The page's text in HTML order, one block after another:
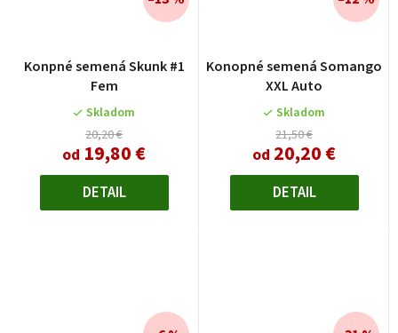
Konpné semená Skunk #1
Fem
Skladom
20,20 €
od 19,80 €
DETAIL
Konopné semená Somango
XXL Auto
Skladom
21,50 €
od 20,20 €
DETAIL